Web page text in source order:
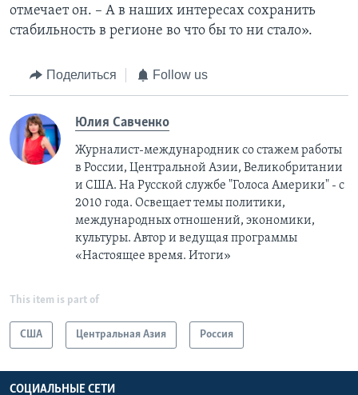
отмечает он. – А в наших интересах сохранить
стабильность в регионе во что бы то ни стало».​
Поделиться Follow us
Юлия Савченко
Журналист-международник cо стажем работы
в России, Центральной Азии, Великобритании
и США. На Русской службе "Голоса Америки" - с
2010 года. Освещает темы политики,
международных отношений, экономики,
культуры. Автор и ведущая программы
«Настоящее время. Итоги»
This item is part of
США Центральная Азия Россия
СОЦИАЛЬНЫЕ СЕТИ